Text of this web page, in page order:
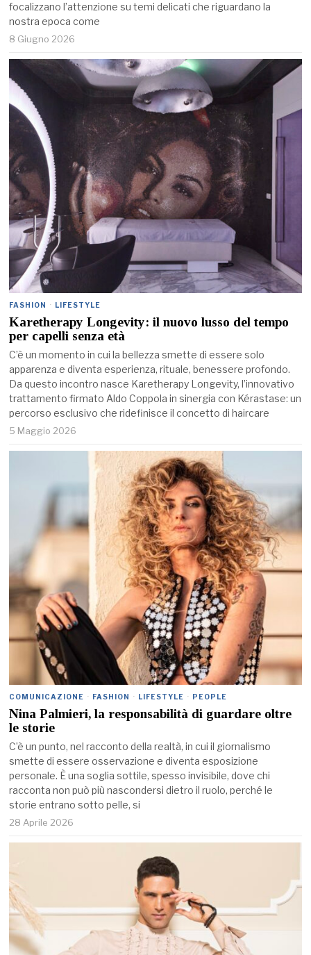
focalizzano l’attenzione su temi delicati che riguardano la
nostra epoca come
8 Giugno 2026
FASHION · LIFESTYLE
Karetherapy Longevity: il nuovo lusso del tempo
per capelli senza età
C’è un momento in cui la bellezza smette di essere solo
apparenza e diventa esperienza, rituale, benessere profondo.
Da questo incontro nasce Karetherapy Longevity, l’innovativo
trattamento firmato Aldo Coppola in sinergia con Kérastase: un
percorso esclusivo che ridefinisce il concetto di haircare
5 Maggio 2026
COMUNICAZIONE · FASHION · LIFESTYLE · PEOPLE
Nina Palmieri, la responsabilità di guardare oltre
le storie
C’è un punto, nel racconto della realtà, in cui il giornalismo
smette di essere osservazione e diventa esposizione
personale. È una soglia sottile, spesso invisibile, dove chi
racconta non può più nascondersi dietro il ruolo, perché le
storie entrano sotto pelle, si
28 Aprile 2026